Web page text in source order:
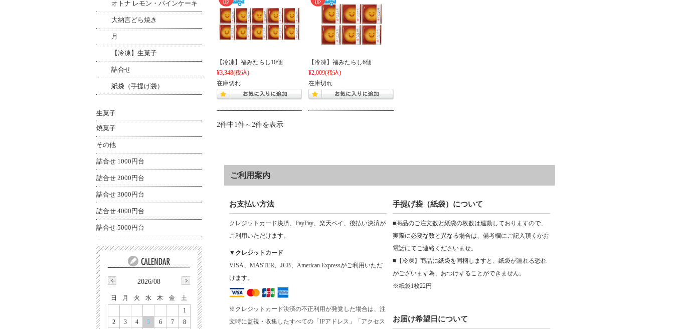
【冷凍】福みたらし10個
¥3,348(税込)
在庫切れ
【冷凍】福みたらし6個
¥2,009(税込)
在庫切れ
2件中1件～2件を表示
ご利用案内
お支払い方法
クレジットカード決済、PayPay、楽天ペイ、後払い決済が
ご利用いただけます。
▼クレジットカード
VISA、MASTER、JCB、American Expressがご利用いただ
けます。
※クレジットカード決済の不正利用が発覚した場合は、注
文時に監視・収集したすべての「IPアドレス」「アクセス
手提げ袋（紙袋）について
■商品のご注文数と紙袋の枚数は連動しておりますので、
実際に必要な数と異なる場合は、備考欄にご記入頂くかお
電話にてご連絡くださいませ。
■【冷凍】商品に紙袋を同梱しますと、紙袋が濡れる恐れ
がございます為、おつけすることができません。
※紙袋1枚22円
お届け希望日について
オトナ レモン・パインケーキ
大納言どら焼き
月
【冷凍】生菓子
詰合せ
紙袋（手提げ袋）
生菓子
焼菓子
その他
詰合せ 1000円台
詰合せ 2000円台
詰合せ 3000円台
詰合せ 4000円台
詰合せ 5000円台
2026/08
日 月 火 水 木 金
土
1
2
3 4 5 6 7
8